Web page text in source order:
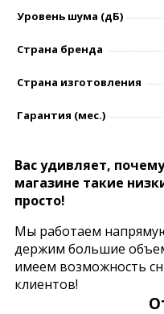
Уровень шумa (дБ)
Страна бренда
Страна изготовления
Гарантия (мес.)
Вас удивляет,
магазине такие
просто!
Мы работаем
держим большие
имеем возможность
клиентов!